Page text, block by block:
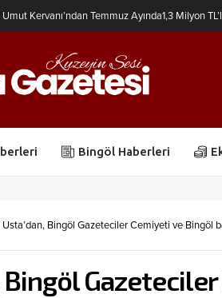
Bingöl Valisinden Kan Bağışına Destek
Bingöl Haberleri
Bingöl Gazeteciler Cemiyeti ve Bingöl
Bingöl